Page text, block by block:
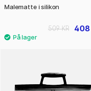
Malematte i silikon
408
509 KR